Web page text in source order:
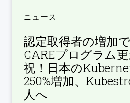
ニュース
認定取得者の増加
CAREプログラム
祝！日本の
250%増加、
人へ